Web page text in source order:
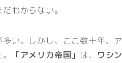
わからない。
多い。しかし、ここ数十年、
「アメリカ帝国」 は、 ワシ